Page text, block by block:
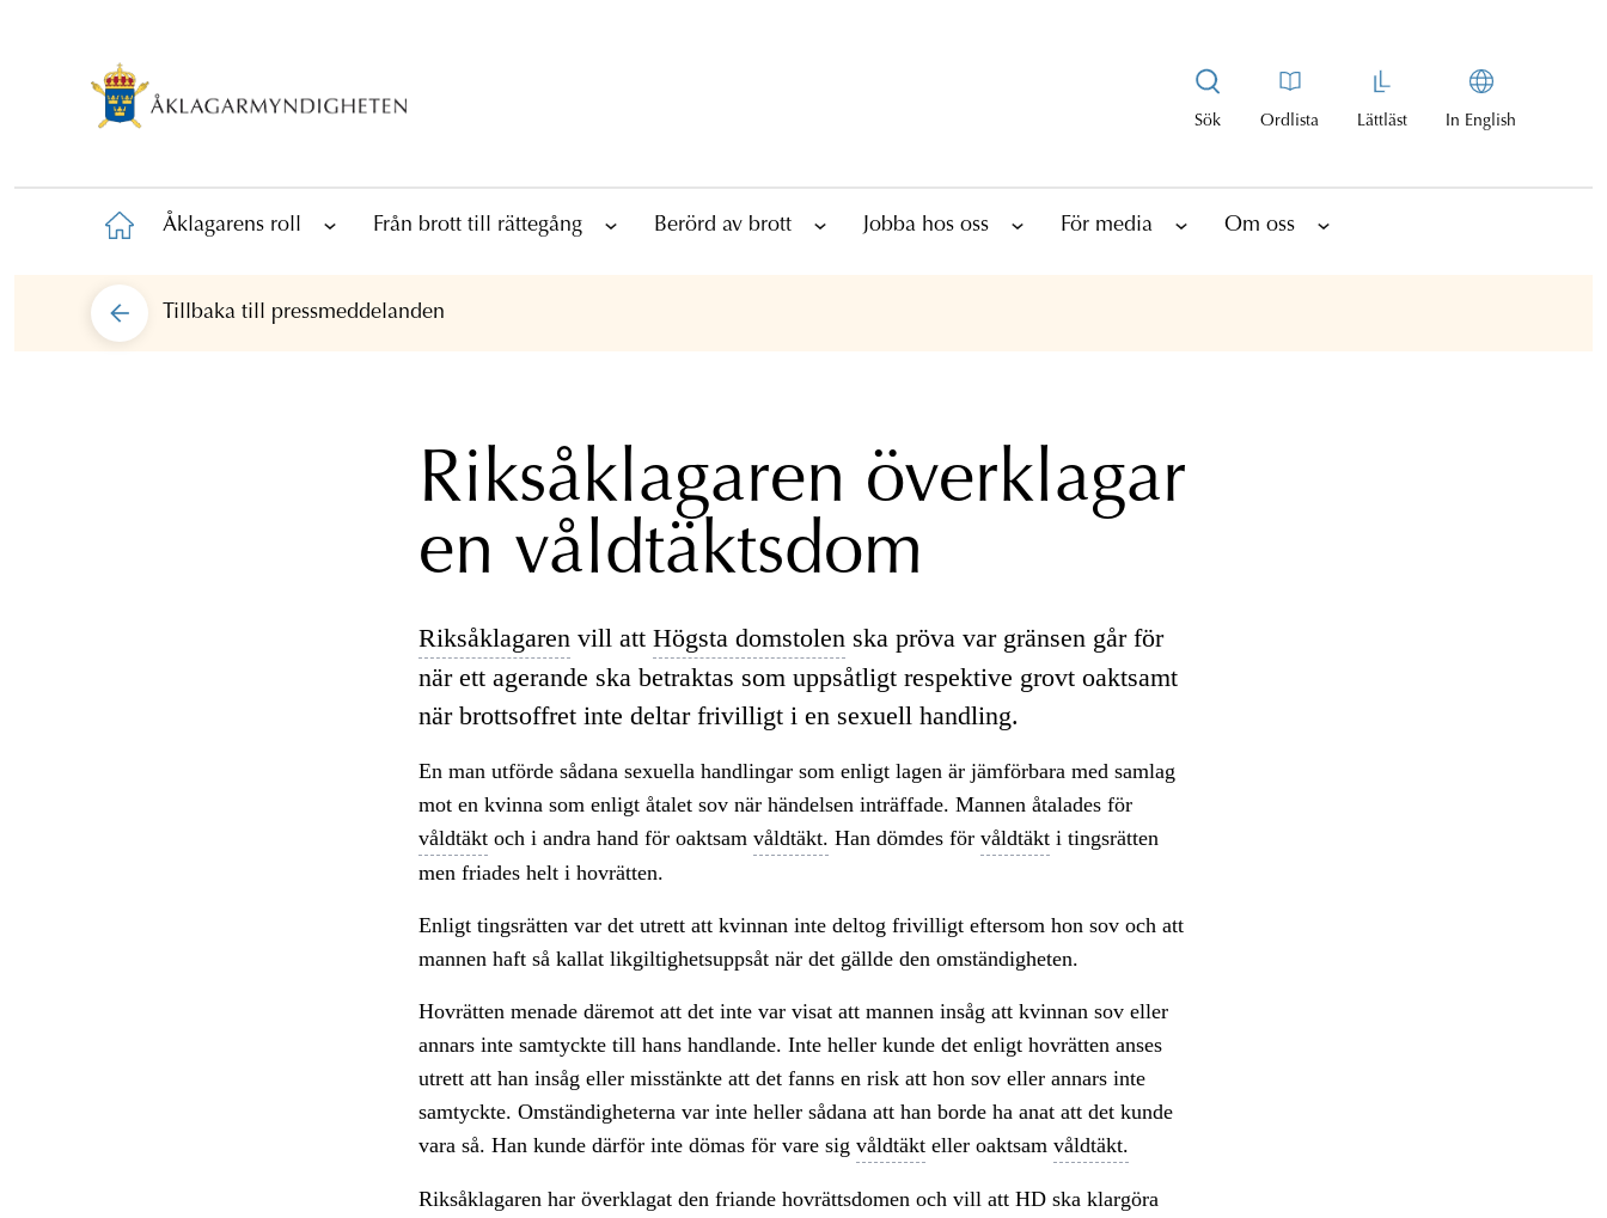
Sök Ordlista Lättläst In English
Åklagarens roll Från brott till rättegång Berörd av brott Jobba hos oss För media Om oss
Tillbaka till pressmeddelanden
Riksåklagaren överklagar
en våldtäktsdom
Riksåklagaren vill att Högsta domstolen ska pröva var gränsen går för
när ett agerande ska betraktas som uppsåtligt respektive grovt oaktsamt
när brottsoffret inte deltar frivilligt i en sexuell handling.
En man utförde sådana sexuella handlingar som enligt lagen är jämförbara med samlag
mot en kvinna som enligt åtalet sov när händelsen inträffade. Mannen åtalades för
våldtäktoch i andra hand för oaktsam våldtäkt. Han dömdes för våldtäkti tingsrätten
men friades helt i hovrätten.
Enligt tingsrätten var det utrett att kvinnan inte deltog frivilligt eftersom hon sov och att
mannen haft så kallat likgiltighetsuppsåt när det gällde den omständigheten.
Hovrätten menade däremot att det inte var visat att mannen insåg att kvinnan sov eller
annars inte samtyckte till hans handlande. Inte heller kunde det enligt hovrätten anses
utrett att han insåg eller misstänkte att det fanns en risk att hon sov eller annars inte
samtyckte. Omständigheterna var inte heller sådana att han borde ha anat att det kunde
vara så. Han kunde därför inte dömas för vare sig våldtäkteller oaktsam våldtäkt.
Riksåklagaren har överklagat den friande hovrättsdomen och vill att HD ska klargöra